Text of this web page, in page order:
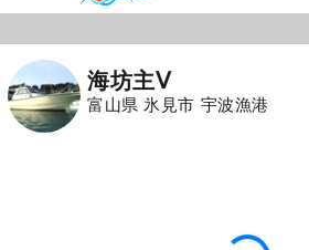
海坊主Ⅴ
富山県 氷見市 宇波漁港